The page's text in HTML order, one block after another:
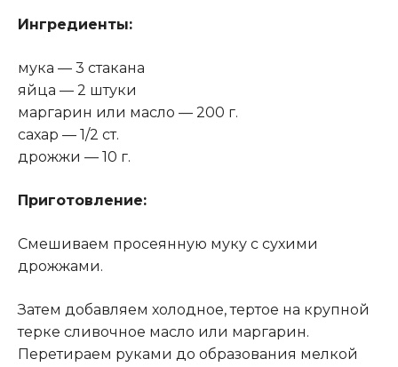
Ингредиенты:
мука — 3 стакана
яйца — 2 штуки
маргарин или масло — 200 г.
сахар — 1/2 ст.
дрожжи — 10 г.
Приготовление:
Смешиваем просеянную муку с сухими
дрожжами.
Затем добавляем холодное, тертое на крупной
терке сливочное масло или маргарин.
Перетираем руками до образования мелкой